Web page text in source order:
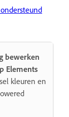
bewerken
Elements
kleuren en